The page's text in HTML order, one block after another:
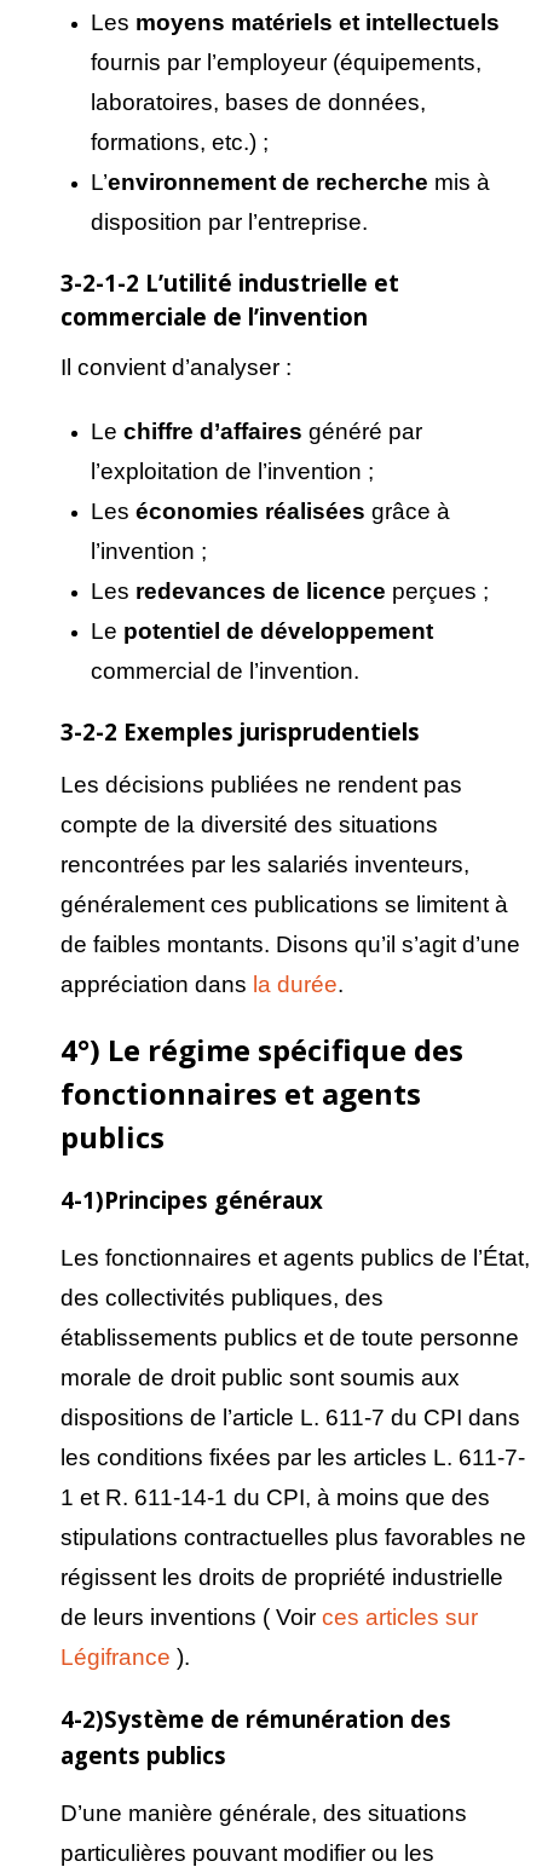
Les moyens matériels et intellectuels
fournis par l’employeur (équipements,
laboratoires, bases de données,
formations, etc.) ;
L’environnement de recherche mis à
disposition par l’entreprise.
3-2-1-2 L’utilité industrielle et
commerciale de l’invention
Il convient d’analyser :
Le chiffre d’affaires généré par
l’exploitation de l’invention ;
Les économies réalisées grâce à
l’invention ;
Les redevances de licence perçues ;
Le potentiel de développement
commercial de l’invention.
3-2-2 Exemples jurisprudentiels
Les décisions publiées ne rendent pas
compte de la diversité des situations
rencontrées par les salariés inventeurs,
généralement ces publications se limitent à
de faibles montants. Disons qu’il s’agit d’une
appréciation dans la durée.
4°) Le régime spécifique des
fonctionnaires et agents
publics
4-1)Principes généraux
Les fonctionnaires et agents publics de l’État,
des collectivités publiques, des
établissements publics et de toute personne
morale de droit public sont soumis aux
dispositions de l’article L. 611-7 du CPI dans
les conditions fixées par les articles L. 611-7-
1 et R. 611-14-1 du CPI, à moins que des
stipulations contractuelles plus favorables ne
régissent les droits de propriété industrielle
de leurs inventions ( Voir ces articles sur
Légifrance ).
4-2)Système de rémunération des
agents publics
D’une manière générale, des situations
particulières pouvant modifier ou les